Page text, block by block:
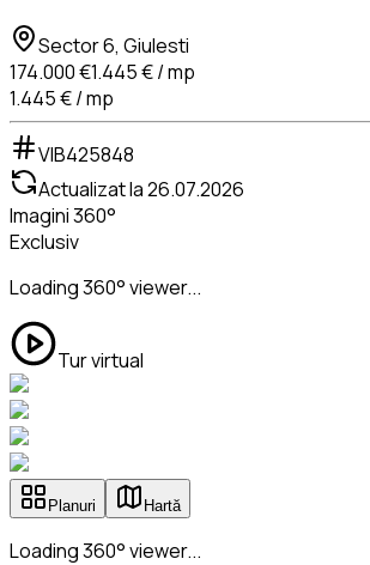
Sector 6, Giulesti
174.000 €1.445 € / mp
1.445 € / mp
VIB425848
Actualizat la26.07.2026
Imagini 360°
Exclusiv
Loading 360° viewer...
Tur virtual
Planuri Hartă
Loading 360° viewer...